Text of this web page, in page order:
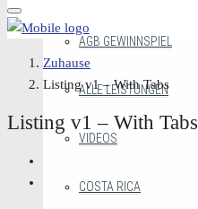
AGB GEWINNSPIEL
ALLE LEISTUNGEN
VIDEOS
COSTA RICA
Zuhause
Listing v1 – With Tabs
Listing v1 – With Tabs